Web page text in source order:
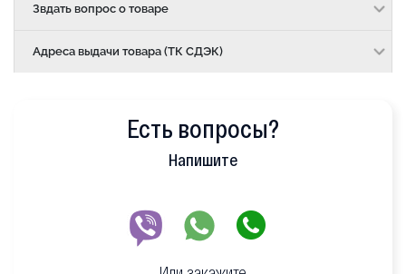
Звдать вопрос о товаре
Адреса выдачи товара (ТК СДЭК)
Есть вопросы?
Напишите